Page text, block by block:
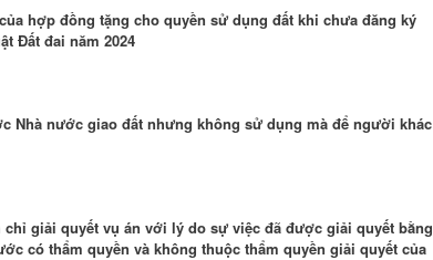
hợp đồng tặng cho quyền sử dụng đất khi chưa đăng ký
Đất đai năm 2024
Nhà nước giao đất nhưng không sử dụng mà để người khác
chỉ giải quyết vụ án với lý do sự việc đã được giải quyết bằng
có thẩm quyền và không thuộc thẩm quyền giải quyết của